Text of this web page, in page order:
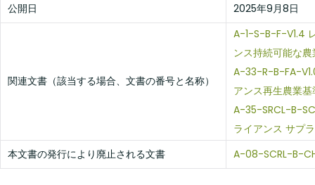
公開日
2025年9月8日
関連文書（該当する場合、文書の番号と名称）
A-1-S-B-F-V1.4
ンス持続可能な
A-33-R-B-FA-
アンス再生農業基
A-35-SRCL-B-
ライアンス サプ
本文書の発行により廃止される文書
A-08-SCRL-B-